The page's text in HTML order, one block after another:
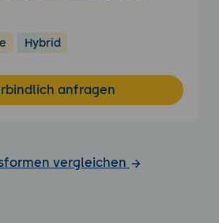
Hybrid
anfragen
vergleichen